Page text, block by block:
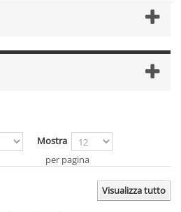
Mostra
per pagina
Visualizza tutto